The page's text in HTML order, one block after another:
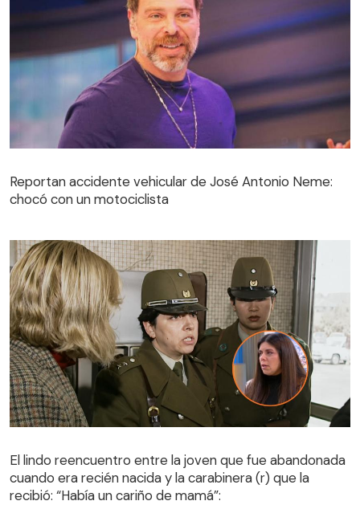
Reportan accidente vehicular de José Antonio Neme:
chocó con un motociclista
cuando era recién nacida y la carabinera (r) que la
recibió: “Había un cariño de mamá”:
El lindo reencuentro entre la joven que fue abandonada
cuando era recién nacida y la carabinera (r) que la
recibió: “Había un cariño de mamá”: